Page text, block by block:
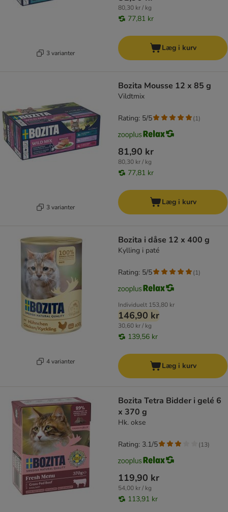
3 varianter
80,30 kr / kg
77,81 kr
Læg i kurv
3 varianter
Bozita Mousse 12 x 85 g
Vildtmix
81,90 kr
80,30 kr / kg
77,81 kr
Rating: 5/5 (1)
Læg i kurv
4 varianter
Bozita i dåse 12 x 400 g
Kylling i paté
Individuelt 153,80 kr
146,90 kr
30,60 kr / kg
139,56 kr
Rating: 5/5 (1)
Læg i kurv
Bozita Tetra Bidder i gelé 6
x 370 g
Hk. okse
119,90 kr
54,00 kr / kg
113,91 kr
Rating: 3.1/5 (13)